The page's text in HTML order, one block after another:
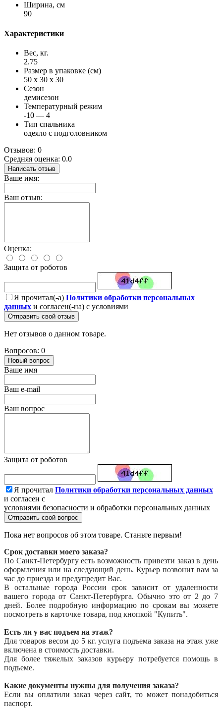
Ширина, см
90
Характеристики
Вес, кг.
2.75
Размер в упаковке (см)
50 x 30 x 30
Сезон
демисезон
Температурный режим
-10 — 4
Тип спальника
одеяло с подголовником
Отзывов: 0
Средняя оценка: 0.0
Написать отзыв
Ваше имя:
Ваш отзыв:
Оценка:
Защита от роботов
Я прочитал(-а) Политики обработки персональных
данных и согласен(-на) с условиями
Отправить свой отзыв
Нет отзывов о данном товаре.
Вопросов: 0
Новый вопрос
Ваше имя
Ваш e-mail
Ваш вопрос
Защита от роботов
Я прочитал Политики обработки персональных данных
и согласен с
условиями безопасности и обработки персональных данных
Отправить свой вопрос
Пока нет вопросов об этом товаре. Станьте первым!
Срок доставки моего заказа?
По Санкт-Петербургу есть возможность привезти заказ в день
оформления или на следующий день. Курьер позвонит вам за
час до приезда и предупредит Вас.
В остальные города России срок зависит от удаленности
вашего города от Санкт-Петербурга. Обычно это от 2 до 7
дней. Более подробную информацию по срокам вы можете
посмотреть в карточке товара, под кнопкой "Купить".
Есть ли у вас подъем на этаж?
Для товаров весом до 5 кг. услуга подъема заказа на этаж уже
включена в стоимость доставки.
Для более тяжелых заказов курьеру потребуется помощь в
подъеме.
Какие документы нужны для получения заказа?
Если вы оплатили заказ через сайт, то может понадобиться
паспорт.